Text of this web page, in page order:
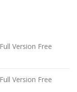
Version Free
Version Free